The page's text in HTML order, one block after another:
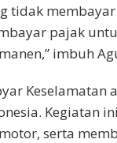
tidak
pajak
imbuh
Keselamatan
Kegiatan
serta